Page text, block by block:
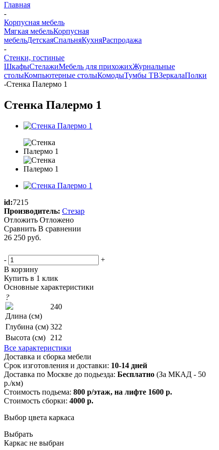
Главная
-
Корпусная мебель
Мягкая мебельКорпусная
мебельДетскаяСпальняКухняРаспродажа
-
Стенки, гостиные
ШкафыСтелажиМебель для прихожихЖурнальные
столыКомпьютерные столыКомодыТумбы ТВЗеркалаПолки
-Стенка Палермо 1
Стенка Палермо 1
id:7215
Производитель: Стезар
Отложить Отложено
Сравнить В сравнении
26 250 руб.
-
+
В корзину
Купить в 1 клик
Основные характеристики
?
Длина (см)
240
Глубина (см) 322
Высота (см)
212
Все характеристики
Доставка и сборка мебели
Срок изготовления и доставки: 10-14 дней
Доставка по Москве до подьезда: Бесплатно (За МКАД - 50
р./км)
Стоимость подьема: 800 р/этаж, на лифте 1600 р.
Стоимость сборки: 4000 р.
Выбор цвета каркаса
Выбрать
Каркас не выбран